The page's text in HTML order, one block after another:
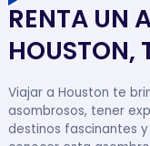
RENTA UN
HOUSTON,
Viajar a Houston te
asombrosos, tener
destinos fascinantes